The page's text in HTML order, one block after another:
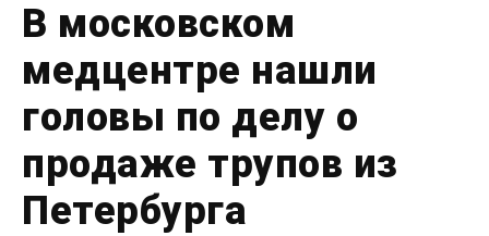
В московском
медцентре нашли
головы по делу о
продаже трупов из
Петербурга